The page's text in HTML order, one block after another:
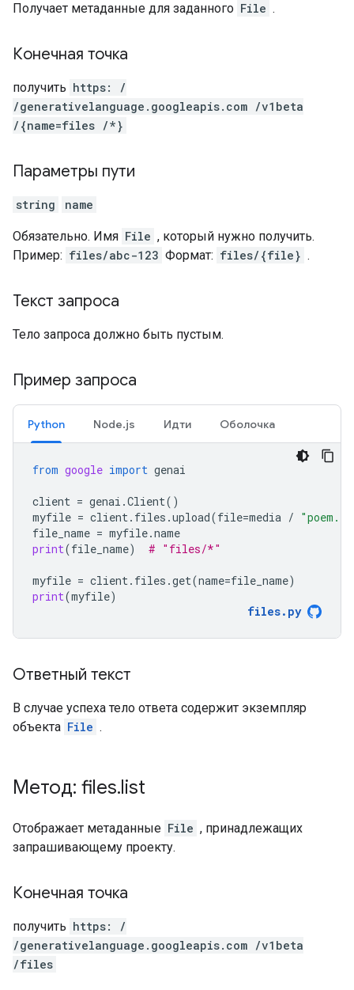
Получает метаданные для заданного File .
Конечная точка
получить https: /
/generativelanguage.googleapis.com /v1beta
/{name=files /*}
Параметры пути
string name
Обязательно. Имя File , который нужно получить.
Пример: files/abc-123 Формат: files/{file} .
Текст запроса
Тело запроса должно быть пустым.
Пример запроса
Python Node.js Идти Оболочка
from google import genai
client = genai .Client()
myfile = client. files .upload(file=media /
file_name = myfile.name
print(file_name) # "files/*"
myfile = client. files .get(name=file_name)
print(myfile)
files. py
Ответный текст
В случае успеха тело ответа содержит экземпляр
объекта File .
Метод: files.list
Отображает метаданные File , принадлежащих
запрашивающему проекту.
Конечная точка
получить https: /
/generativelanguage.googleapis.com /v1beta
/files